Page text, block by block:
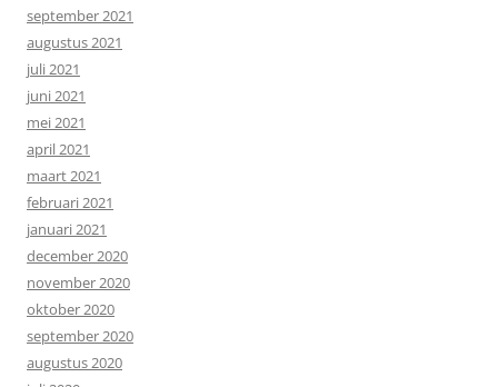
september 2021
augustus 2021
juli 2021
juni 2021
mei 2021
april 2021
maart 2021
februari 2021
januari 2021
december 2020
november 2020
oktober 2020
september 2020
augustus 2020